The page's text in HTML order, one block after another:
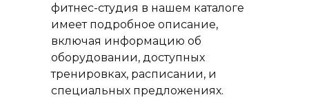
фитнес-студия в нашем каталоге
имеет подробное описание,
включая информацию об
оборудовании, доступных
тренировках, расписании, и
специальных предложениях.